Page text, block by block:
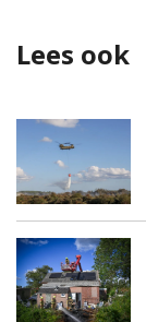
Lees ook